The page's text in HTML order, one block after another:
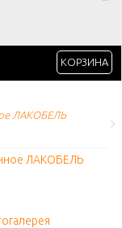
КОРЗИНА
ЛАКОБЕЛЬ